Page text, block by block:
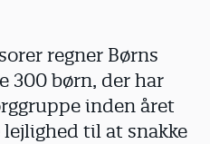
regner Børns
300 børn, der har
inden året
til at snakke